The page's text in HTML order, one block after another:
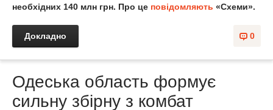
необхідних 140 млн грн. Про це повідомляють «Схеми».
0
Докладно
Одеська область формує
сильну збірну з комбат